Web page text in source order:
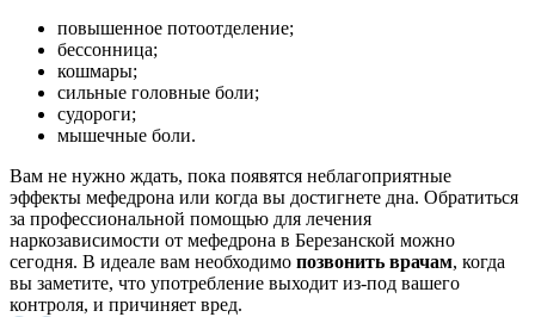
повышенное потоотделение;
бессонница;
кошмары;
сильные головные боли;
судороги;
мышечные боли.
Вам не нужно ждать, пока появятся неблагоприятные
эффекты мефедрона или когда вы достигнете дна. Обратиться
за профессиональной помощью для лечения
наркозависимости от мефедрона в Березанской можно
сегодня. В идеале вам необходимо позвонить врачам, когда
вы заметите, что употребление выходит из-под вашего
контроля, и причиняет вред.